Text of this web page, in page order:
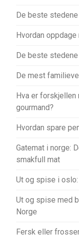
De beste
Hvordan
De beste
De mest
Hva er
gourmand?
Hvordan spare
Gatemat i norge:
smakfull mat
Ut og spise i
Ut og spise med
Norge
Fersk eller